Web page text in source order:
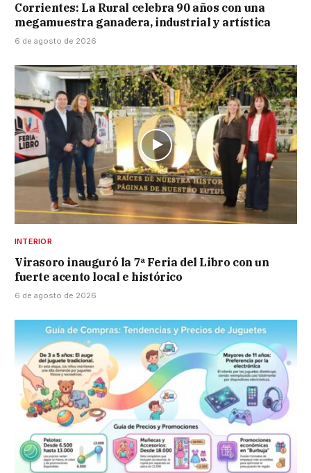
Corrientes: La Rural celebra 90 años con una
megamuestra ganadera, industrial y artística
6 de agosto de 2026
INTERIOR
Virasoro inauguró la 7ª Feria del Libro con un
fuerte acento local e histórico
6 de agosto de 2026